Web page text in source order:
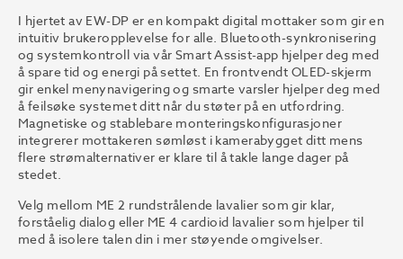
I hjertet av EW-DP er en kompakt digital mottaker som gir en
intuitiv brukeropplevelse for alle. Bluetooth-synkronisering
og systemkontroll via vår Smart Assist-app hjelper deg med
å spare tid og energi på settet. En frontvendt OLED-skjerm
gir enkel menynavigering og smarte varsler hjelper deg med
å feilsøke systemet ditt når du støter på en utfordring.
Magnetiske og stablebare monteringskonfigurasjoner
integrerer mottakeren sømløst i kamerabygget ditt mens
flere strømalternativer er klare til å takle lange dager på
stedet.
Velg mellom ME 2 rundstrålende lavalier som gir klar,
forståelig dialog eller ME 4 cardioid lavalier som hjelper til
med å isolere talen din i mer støyende omgivelser.